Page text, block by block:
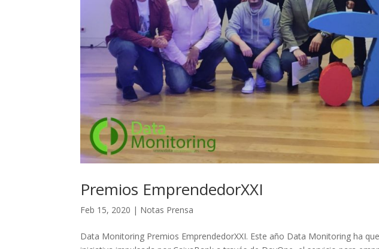
Premios EmprendedorXXI
Feb 15, 2020 | Notas Prensa
Data Monitoring Premios EmprendedorXXI. Este año Data Monitoring ha